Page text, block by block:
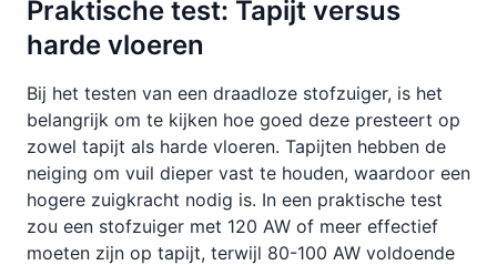
Praktische test: Tapijt versus
harde vloeren
Bij het testen van een draadloze stofzuiger, is het
belangrijk om te kijken hoe goed deze presteert op
zowel tapijt als harde vloeren. Tapijten hebben de
neiging om vuil dieper vast te houden, waardoor een
hogere zuigkracht nodig is. In een praktische test
zou een stofzuiger met 120 AW of meer effectief
moeten zijn op tapijt, terwijl 80-100 AW voldoende